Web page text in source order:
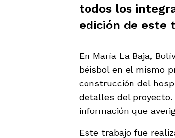
todos los
edición de este
En María La Baja,
béisbol en el mismo
construcción del
detalles del proyecto.
información que
Este trabajo fue